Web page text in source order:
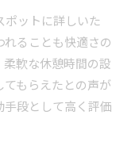
ポットに詳しいた
ることも快適さの
軟な休憩時間の設
もらえたとの声が
段として高く評価